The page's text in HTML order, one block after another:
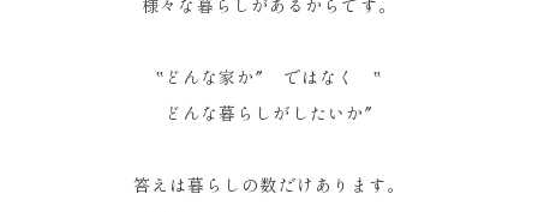
様々な暮らしがあるからです。
‟どんな家か″ ではなく ‟
どんな暮らしがしたいか″
答えは暮らしの数だけあります。